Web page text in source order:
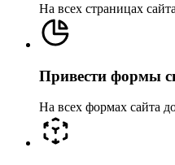
На всех страницах
Привести формы
На всех формах сайта